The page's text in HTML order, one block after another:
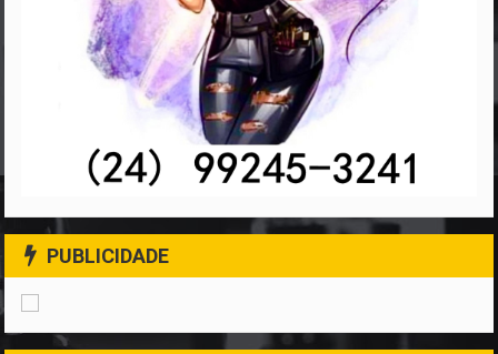
PUBLICIDADE